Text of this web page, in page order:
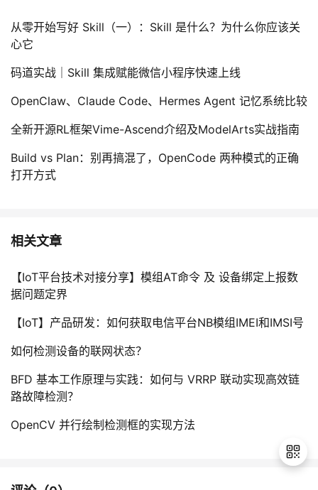
从零开始写好 Skill（一）：Skill 是什么？为什么你应该关
心它
码道实战｜Skill 集成赋能微信小程序快速上线
OpenClaw、Claude Code、Hermes Agent 记忆系统比较
全新开源RL框架Vime-Ascend介绍及ModelArts实战指南
Build vs Plan：别再搞混了，OpenCode 两种模式的正确
打开方式
相关文章
【IoT平台技术对接分享】模组AT命令 及 设备绑定上报数
据问题定界
【IoT】产品研发：如何获取电信平台NB模组IMEI和IMSI号
如何检测设备的联网状态？
BFD 基本工作原理与实践：如何与 VRRP 联动实现高效链
路故障检测？
OpenCV 并行绘制检测框的实现方法